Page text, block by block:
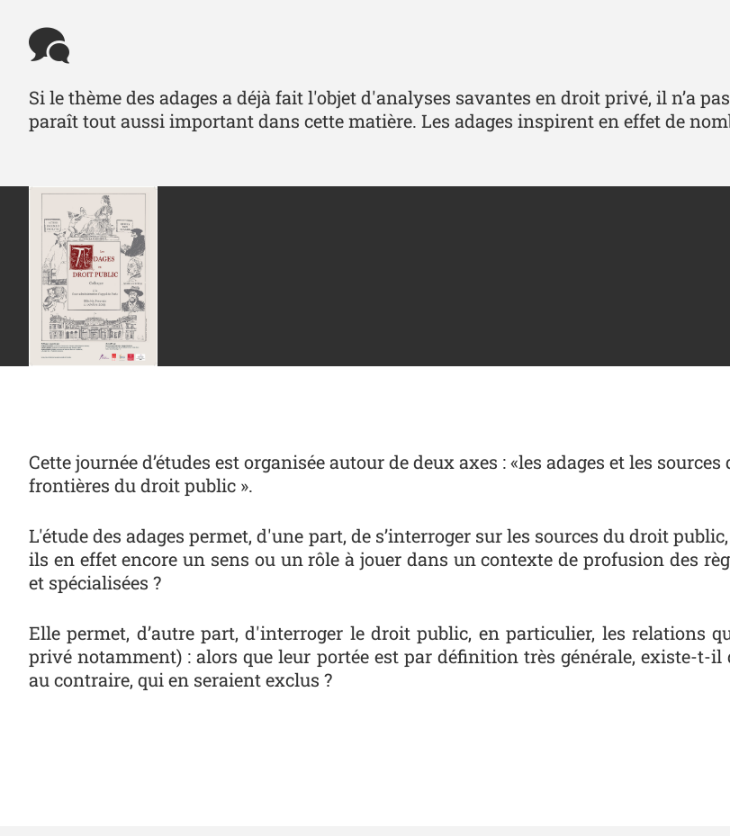
Si le thème des adages a déjà fait l'objet d'analyses savantes en droit privé, il n’a
paraît tout aussi important dans cette matière. Les adages inspirent en effet de
Cette journée d’études est organisée autour de deux axes : «les adages et les
frontières du droit public ».
L'étude des adages permet, d'une part, de s’interroger sur les sources du droit
ils en effet encore un sens ou un rôle à jouer dans un contexte de profusion des
et spécialisées ?
Elle permet, d’autre part, d'interroger le droit public, en particulier, les relations
privé notamment) : alors que leur portée est par définition très générale, existe-t-
au contraire, qui en seraient exclus ?